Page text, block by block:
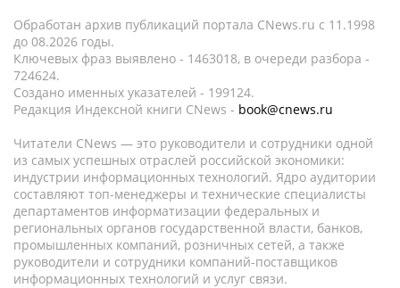
Обработан архив публикаций портала CNews.ru c 11.1998
до 08.2026 годы.
Ключевых фраз выявлено - 1463018, в очереди разбора -
724624.
Создано именных указателей - 199124.
Редакция Индексной книги CNews - book@cnews.ru
Читатели CNews — это руководители и сотрудники одной
из самых успешных отраслей российской экономики:
индустрии информационных технологий. Ядро аудитории
составляют топ-менеджеры и технические специалисты
департаментов информатизации федеральных и
региональных органов государственной власти, банков,
промышленных компаний, розничных сетей, а также
руководители и сотрудники компаний-поставщиков
информационных технологий и услуг связи.